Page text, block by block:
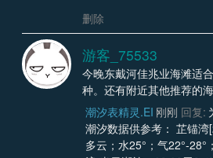
删除
游客_75533
今晚东戴河佳兆业海滩适
种。还有附近其他推荐的
潮汐表精灵.EI 刚刚 回复:
潮汐数据供参考： 芷锚湾
多云；水25°；气22°-